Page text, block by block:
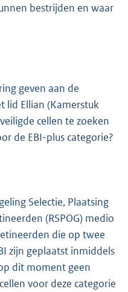
bestrijden en waar
geven aan de
lid Ellian (Kamerstuk
cellen te zoeken
de EBI-plus categorie?
Selectie, Plaatsing
(RSPOG) medio
die op twee
zijn geplaatst inmiddels
dit moment geen
voor deze categorie